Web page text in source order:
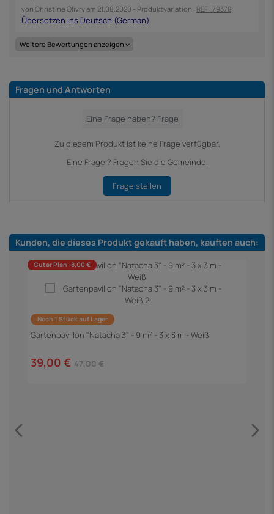
von Christine Olivryam 21.08.2020 - Produktvariation : REF : 79378
Weitere Bewertungen anzeigen
Fragen und Antworten
Zu diesem Produkt ist keine Frage verfügbar.
Eine Frage ? Fragen Sie die Gemeinde.
Frage stellen
Kunden, die dieses Produkt gekauft haben, kauften auch:
Guter Plan -8,00 €
Noch 1 Stück auf Lager
Gartenpavillon "Natacha 3" - 9 m² - 3 x 3 m - Weiß
39,00 € 47,00 €